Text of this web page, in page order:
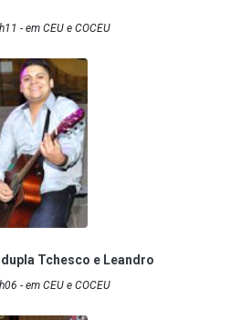
- em CEU e COCEU
Tchesco e Leandro
- em CEU e COCEU